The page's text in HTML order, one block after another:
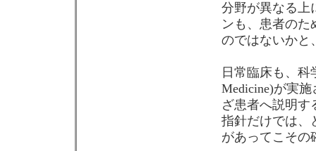
分野が異なる上
ンも、患者のた
のではないかと
日常臨床も、科
Medicine)が実
ざ患者へ説明す
指針だけでは、
があってこその